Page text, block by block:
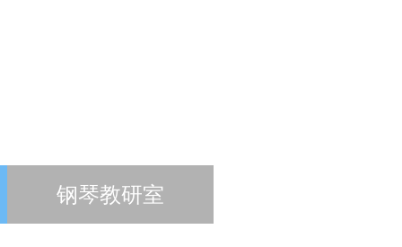
钢琴教研室